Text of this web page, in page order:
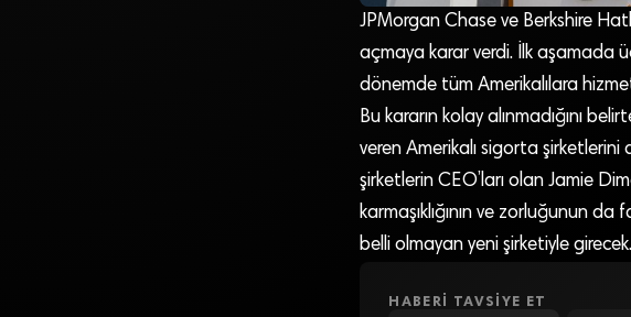
JPMorgan Chase ve Berkshire
açmaya karar verdi. İlk aşamada
dönemde tüm Amerikalılara
Bu kararın kolay alınmadığını
veren Amerikalı sigorta
şirketlerin CEO’ları olan Jamie
karmaşıklığının ve zorluğunun
belli olmayan yeni şirketiyle girecek.
HABERI TAVSIYE ET